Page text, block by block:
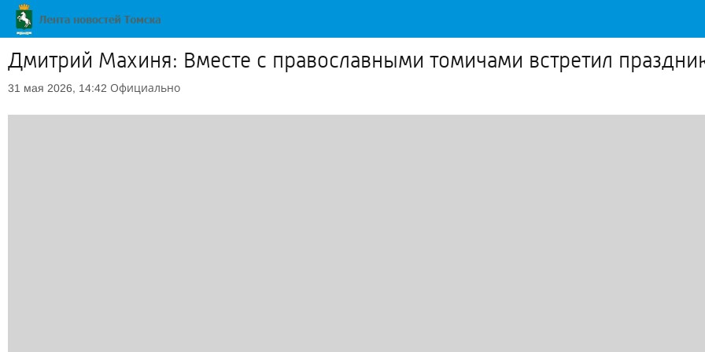
Дмитрий Махиня: Вместе с православными томичами встретил
31 мая 2026, 14:42 Официально